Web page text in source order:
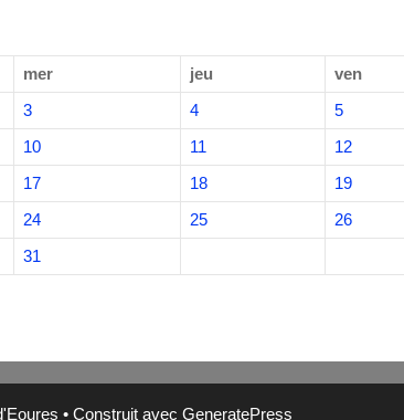
mer jeu ven
3 4 5
10 11 12
17 18 19
24 25 26
31
• Construit avec GeneratePress